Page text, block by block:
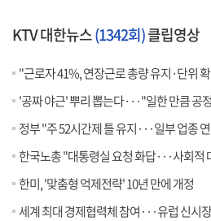
KTV 대한뉴스(1342회)클립영상
"근로자 41%, 연장근로 총량 유지·단위
'공짜 야근' 뿌리 뽑는다···"일한 만큼 공
정부 "주 52시간제 틀 유지···일부 업종 연장근로 유
한국노총 "대통령실 요청 화답···사회적
한미, '맞춤형 억제전략' 10년 만에 개정
세계 최대 경제협력체 참여···유럽 신시